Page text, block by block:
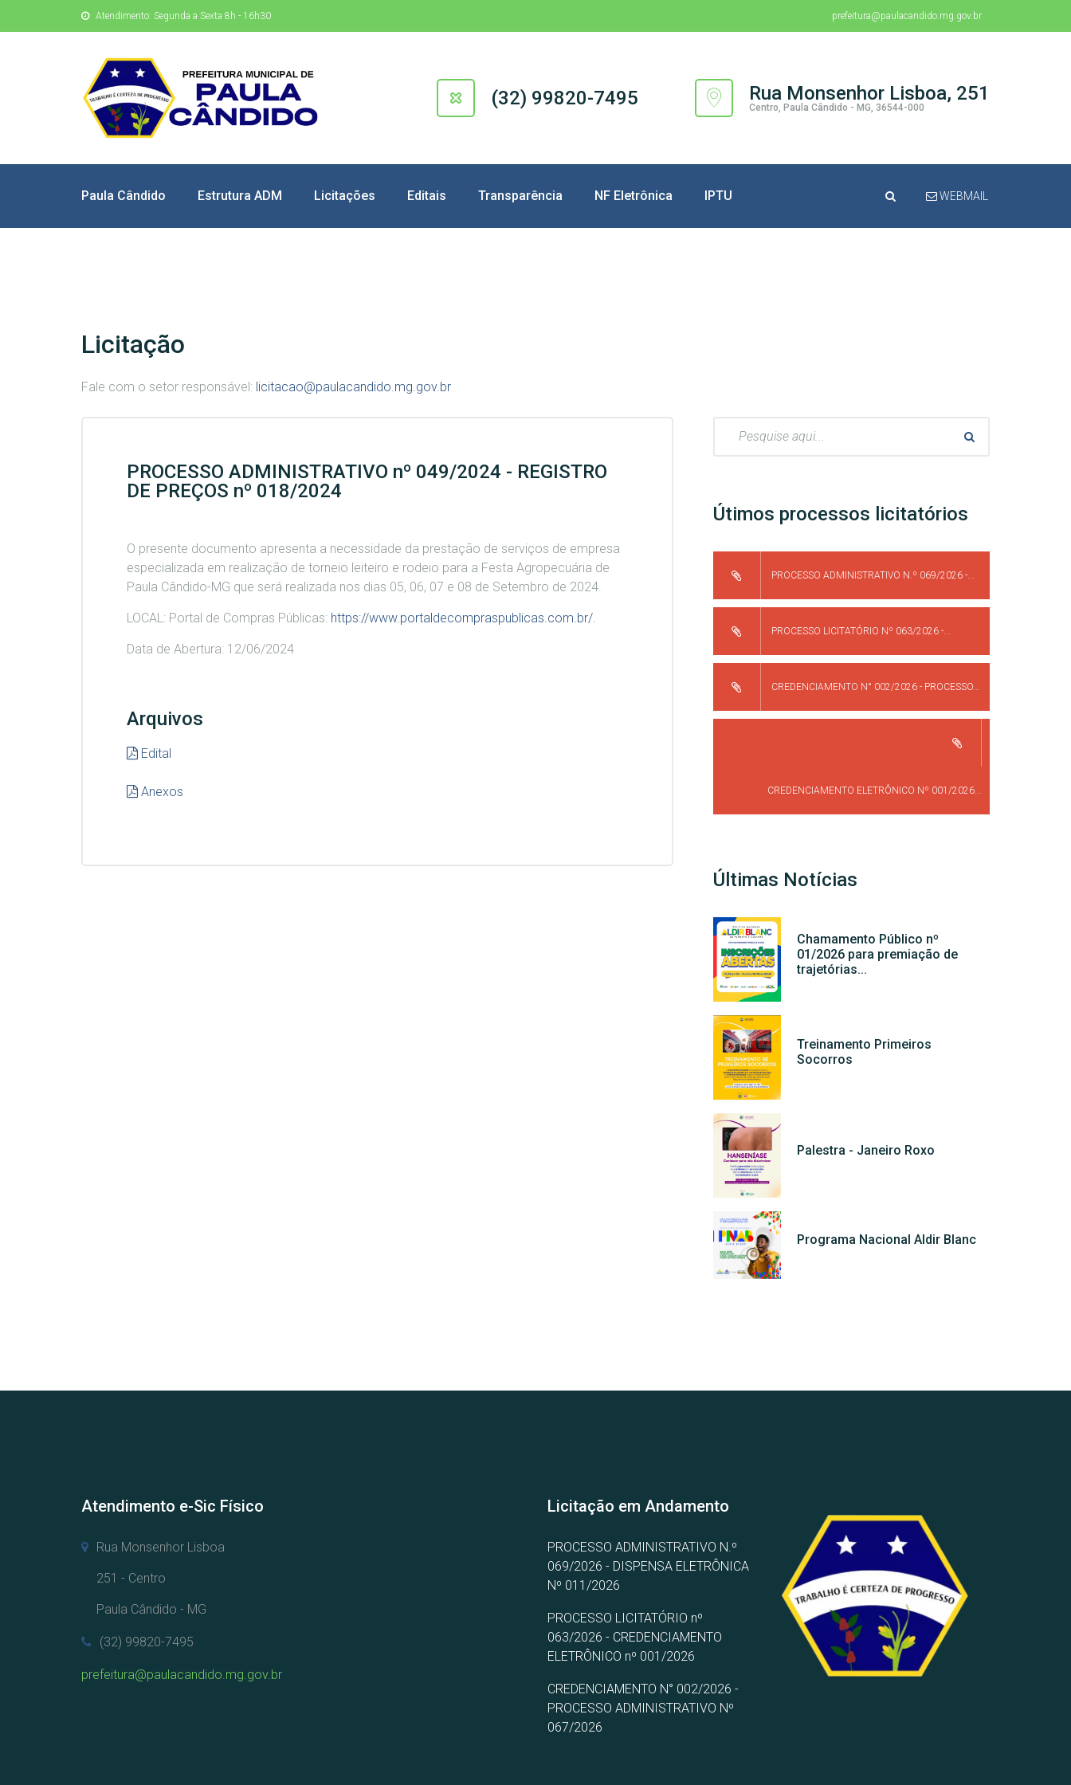
Atendimento: Segunda a Sexta 8h - 16h30 prefeitura@paulacandido.mg.gov.br
(32) 99820-7495 Rua Monsenhor Lisboa, 251
Centro, Paula Cândido - MG, 36544-000
Paula Cândido Estrutura ADM Licitações Editais Transparência NF Eletrônica IPTU WEBMAIL
Licitação
Fale com o setor responsável: licitacao@paulacandido.mg.gov.br
PROCESSO ADMINISTRATIVO nº 049/2024 - REGISTRO
DE PREÇOS nº 018/2024
O presente documento apresenta a necessidade da prestação de serviços de empresa
especializada em realização de torneio leiteiro e rodeio para a Festa Agropecuária de
Paula Cândido-MG que será realizada nos dias 05, 06, 07 e 08 de Setembro de 2024.
LOCAL: Portal de Compras Públicas: https://www.portaldecompraspublicas.com.br/.
Data de Abertura: 12/06/2024
Arquivos
Edital
Anexos
Útimos processos licitatórios
PROCESSO ADMINISTRATIVO N.º 069/2026 -...
PROCESSO LICITATÓRIO Nº 063/2026 -...
CREDENCIAMENTO N° 002/2026 - PROCESSO...
CREDENCIAMENTO ELETRÔNICO Nº 001/2026...
Últimas Notícias
Chamamento Público nº
01/2026 para premiação de
trajetórias...
Treinamento Primeiros
Socorros
Palestra - Janeiro Roxo
Programa Nacional Aldir Blanc
Atendimento e-Sic Físico
Rua Monsenhor Lisboa
251 - Centro
Paula Cândido - MG
(32) 99820-7495
prefeitura@paulacandido.mg.gov.br
Licitação em Andamento
PROCESSO ADMINISTRATIVO N.º
069/2026 - DISPENSA ELETRÔNICA
Nº 011/2026
PROCESSO LICITATÓRIO nº
063/2026 - CREDENCIAMENTO
ELETRÔNICO nº 001/2026
CREDENCIAMENTO N° 002/2026 -
PROCESSO ADMINISTRATIVO Nº
067/2026